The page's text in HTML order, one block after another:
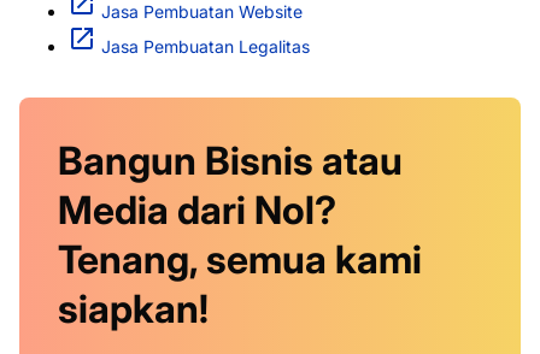
Jasa Pembuatan Website
Jasa Pembuatan Legalitas
Bangun Bisnis atau
Media dari Nol?
Tenang, semua kami
siapkan!